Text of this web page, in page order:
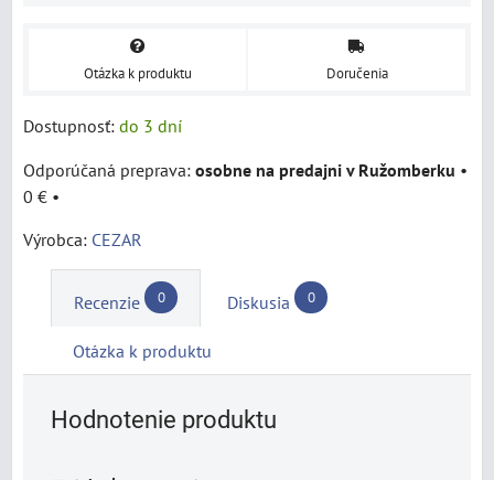
Otázka k produktu Doručenia
Dostupnosť: do 3 dní
osobne na predajni v Ružomberku •
0 € •
Výrobca: CEZAR
Recenzie 0 Diskusia 0
Otázka k produktu
Hodnotenie produktu